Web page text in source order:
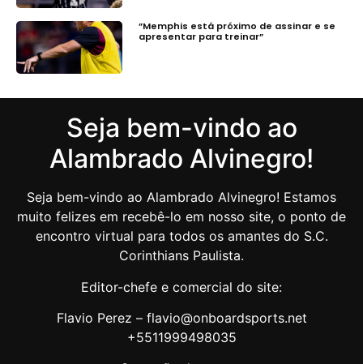
”Memphis está próximo de assinar e se
apresentar para treinar”
Seja bem-vindo ao
Alambrado Alvinegro!
Seja bem-vindo ao Alambrado Alvinegro! Estamos
muito felizes em recebê-lo em nosso site, o ponto de
encontro virtual para todos os amantes do S.C.
Corinthians Paulista.
Editor-chefe e comercial do site:
Flavio Perez – flavio@onboardsports.net
+5511999498035